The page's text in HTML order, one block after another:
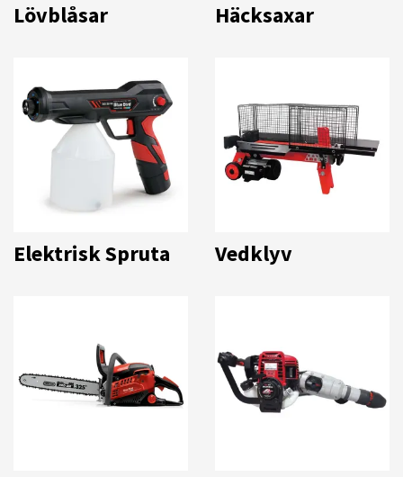
Lövblåsar Häcksaxar
Elektrisk Spruta Vedklyv